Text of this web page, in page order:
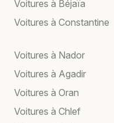
Voitures à Béjaïa
Voitures à Constantine
Voitures à Nador
Voitures à Agadir
Voitures à Oran
Voitures à Chlef